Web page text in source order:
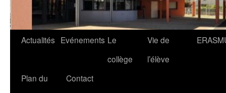
Actualités Evénements Le
collège
Vie de
l’élève
Plan du
Contact